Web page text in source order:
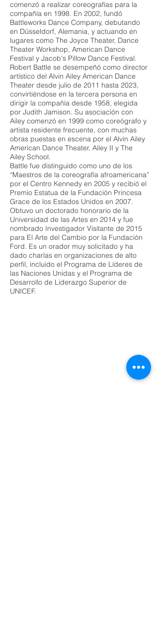
comenzó a realizar coreografías para la
compañía en 1998. En 2002, fundó
Battleworks Dance Company, debutando
en Düsseldorf, Alemania, y actuando en
lugares como The Joyce Theater, Dance
Theater Workshop, American Dance
Festival y Jacob's Pillow Dance Festival.
Robert Battle se desempeñó como director
artístico del Alvin Ailey American Dance
Theater desde julio de 2011 hasta 2023,
convirtiéndose en la tercera persona en
dirigir la compañía desde 1958, elegida
por Judith Jamison. Su asociación con
Ailey comenzó en 1999 como coreógrafo y
artista residente frecuente, con muchas
obras puestas en escena por el Alvin Ailey
American Dance Theater, Ailey II y The
Ailey School.
Battle fue distinguido como uno de los
“Maestros de la coreografía afroamericana”
por el Centro Kennedy en 2005 y recibió el
Premio Estatua de la Fundación Princesa
Grace de los Estados Unidos en 2007.
Obtuvo un doctorado honorario de la
Universidad de las Artes en 2014 y fue
nombrado Investigador Visitante de 2015
para El Arte del Cambio por la Fundación
Ford. Es un orador muy solicitado y ha
dado charlas en organizaciones de alto
perfil, incluido el Programa de Líderes de
las Naciones Unidas y el Programa de
Desarrollo de Liderazgo Superior de
UNICEF.